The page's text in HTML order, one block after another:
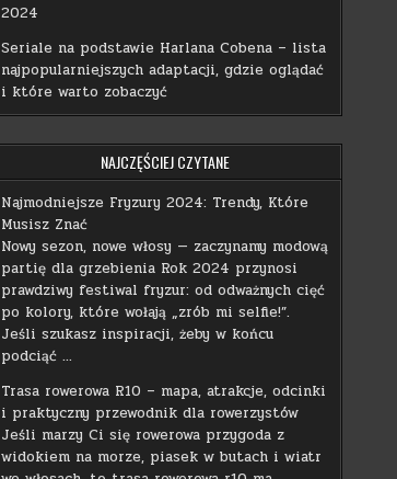
2024
Seriale na podstawie Harlana Cobena – lista
najpopularniejszych adaptacji, gdzie oglądać
i które warto zobaczyć
NAJCZĘŚCIEJ CZYTANE
Najmodniejsze Fryzury 2024: Trendy, Które
Musisz Znać
Nowy sezon, nowe włosy — zaczynamy modową
partię dla grzebienia Rok 2024 przynosi
prawdziwy festiwal fryzur: od odważnych cięć
po kolory, które wołają „zrób mi selfie!”.
Jeśli szukasz inspiracji, żeby w końcu
podciąć …
Trasa rowerowa R10 – mapa, atrakcje, odcinki
i praktyczny przewodnik dla rowerzystów
Jeśli marzy Ci się rowerowa przygoda z
widokiem na morze, piasek w butach i wiatr